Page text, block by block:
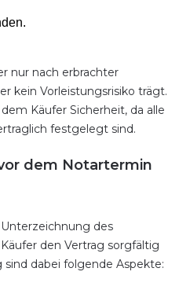
nur nach erbrachter
kein Vorleistungsrisiko trägt.
Käufer Sicherheit, da alle
festgelegt sind.
dem Notartermin
des
den Vertrag sorgfältig
dabei folgende Aspekte: